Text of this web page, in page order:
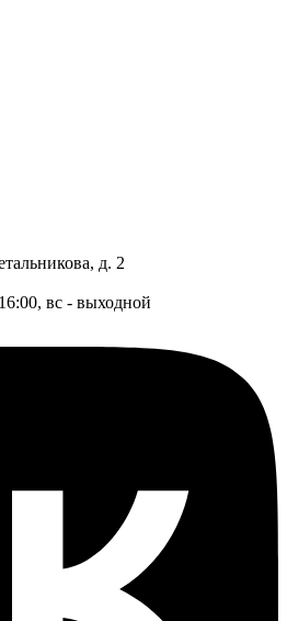
д. 2
вс - выходной